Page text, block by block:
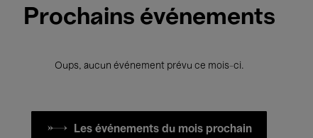
Prochains événements
Oups, aucun événement prévu ce mois-ci.
Les événements du mois prochain